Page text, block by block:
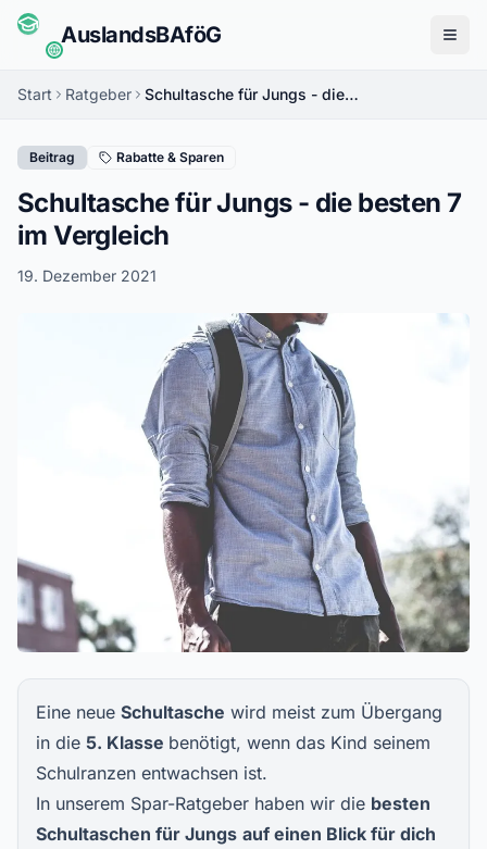
AuslandsBAföG
Start Ratgeber Schultasche für Jungs - die besten 7 im Vergleich
Beitrag Rabatte & Sparen
Schultasche für Jungs - die besten 7
im Vergleich
19. Dezember 2021
Eine neue Schultasche wird meist zum Übergang
in die 5. Klasse benötigt, wenn das Kind seinem
Schulranzen entwachsen ist.
In unserem Spar-Ratgeber haben wir die besten
Schultaschen für Jungs auf einen Blick für dich